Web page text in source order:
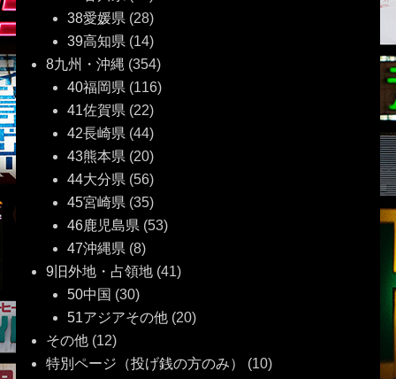
38愛媛県 (28)
39高知県 (14)
8九州・沖縄 (354)
40福岡県 (116)
41佐賀県 (22)
42長崎県 (44)
43熊本県 (20)
44大分県 (56)
45宮崎県 (35)
46鹿児島県 (53)
47沖縄県 (8)
9旧外地・占領地(41)
50中国 (30)
51アジアその他(20)
その他(12)
特別ページ（投げ銭の方のみ）
(10)